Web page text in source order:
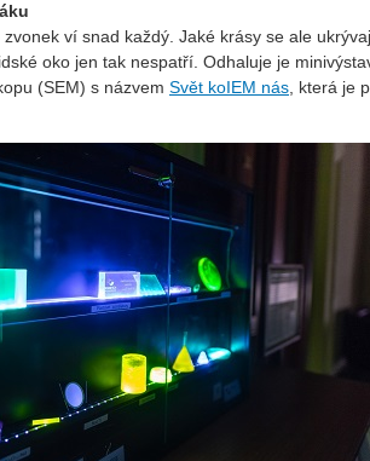
ví snad každý. Jaké krásy se ale
oko jen tak nespatří. Odhaluje je
(SEM) s názvem Svět koIEM nás, která je